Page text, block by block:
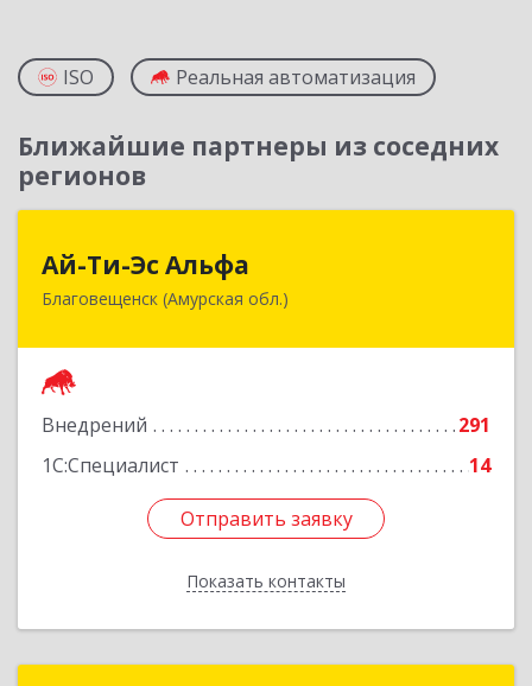
ISO Реальная автоматизация
Ближайшие партнеры из соседних
регионов
Ай-Ти-Эс Альфа
Благовещенск (Амурская обл.)
Внедрений
291
1С:Специалист
14
Отправить заявку
Показать контакты
675000, Амурская обл, Благовещенск г, Зейская
Отправить заявку
Назад